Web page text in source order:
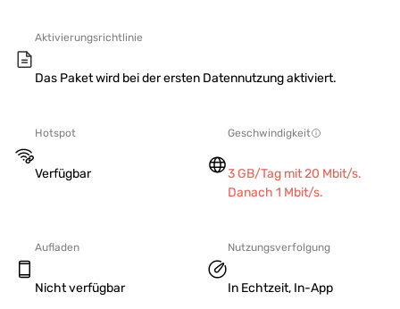
Aktivierungsrichtlinie
Das Paket wird bei der ersten Datennutzung aktiviert.
Hotspot
Verfügbar
Geschwindigkeit
3 GB/Tag mit 20 Mbit/s.
Danach 1 Mbit/s.
Aufladen
Nicht verfügbar
Nutzungsverfolgung
In Echtzeit, In-App